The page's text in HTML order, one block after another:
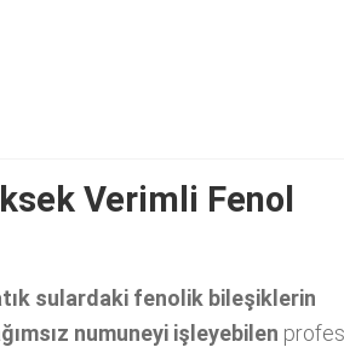
Verimli Fenol
sulardaki fenolik bileşiklerin
numuneyi işleyebilen